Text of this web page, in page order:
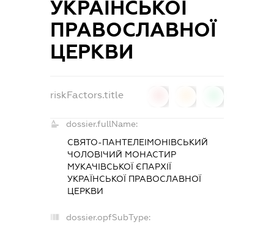
УКРАЇНСЬКОЇ
ПРАВОСЛАВНОЇ
ЦЕРКВИ
riskFactors.title
dossier.fullName:
СВЯТО-ПАНТЕЛЕІМОНІВСЬКИЙ
ЧОЛОВІЧИЙ МОНАСТИР
МУКАЧІВСЬКОЇ ЄПАРХІЇ
УКРАЇНСЬКОЇ ПРАВОСЛАВНОЇ
ЦЕРКВИ
dossier.opfSubType: